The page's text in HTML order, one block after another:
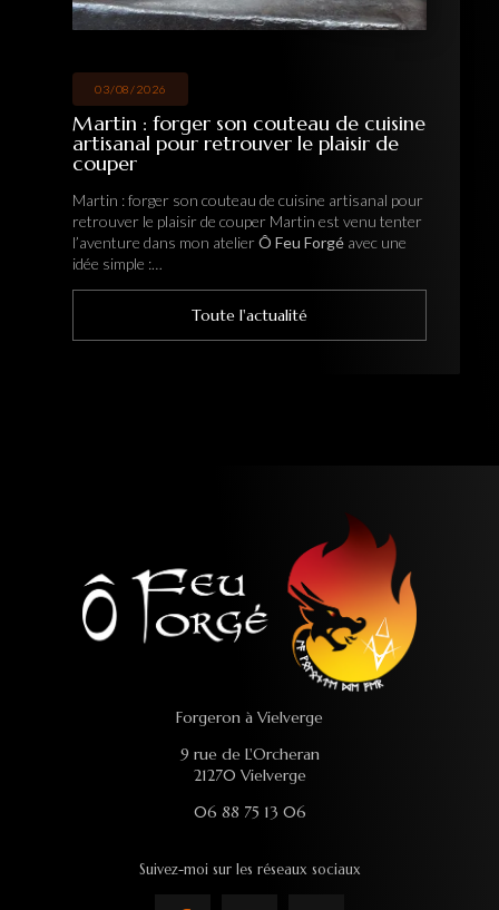
03/08/2026
Martin : forger son couteau de cuisine
artisanal pour retrouver le plaisir de
couper
Martin : forger son couteau de cuisine artisanal pour
retrouver le plaisir de couper Martin est venu tenter
l’aventure dans mon atelierÔ Feu Forgé avec une
idée simple :…
Toute l'actualité
Forgeron à Vielverge
9 rue de L'Orcheran
21270 Vielverge
06 88 75 13 06
Suivez-moi sur les réseaux sociaux